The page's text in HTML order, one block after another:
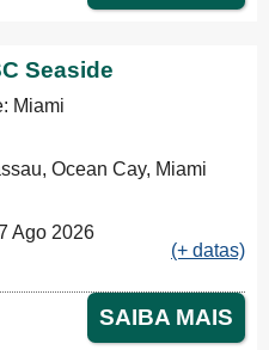
Seaside
Miami
Ocean Cay, Miami
Ago 2026
(+ datas)
SAIBA MAIS